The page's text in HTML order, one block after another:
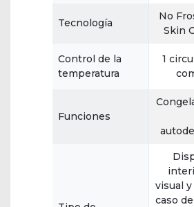
Tecnología
No
Skin
Control de la
temperatura
1
Funciones
visual
caso